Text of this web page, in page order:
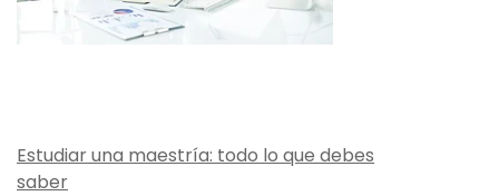
Estudiar una maestría: todo lo que debes
saber